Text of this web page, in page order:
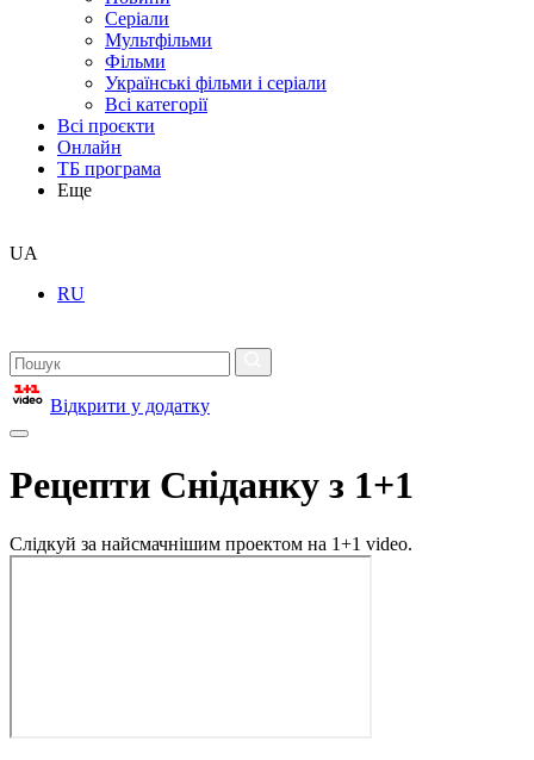
Серіали
Мультфільми
Фільми
Українські фільми і серіали
Всі категорії
Всі проєкти
Онлайн
ТБ програма
Еще
UA
RU
Відкрити у додатку
Рецепти Сніданку з 1+1
Слідкуй за найсмачнішим проектом на 1+1 video.